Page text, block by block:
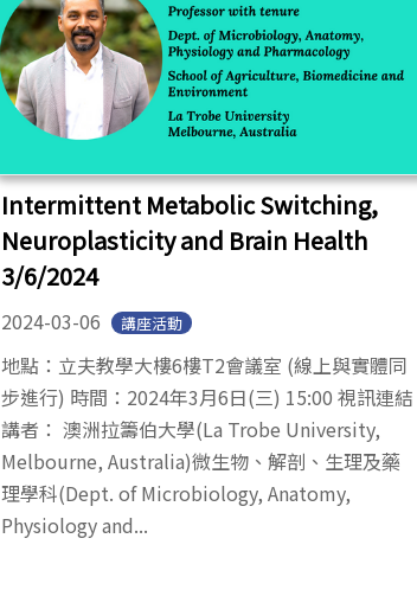
Intermittent Metabolic Switching,
Neuroplasticity and Brain Health
3/6/2024
2024-03-06 講座活動
地點：立夫教學大樓6樓T2會議室 (線上與實體同
步進行) 時間：2024年3月6日(三) 15:00 視訊連結
講者： 澳洲拉籌伯大學(La Trobe University,
Melbourne, Australia)微生物、解剖、生理及藥
理學科(Dept. of Microbiology, Anatomy,
Physiology and...